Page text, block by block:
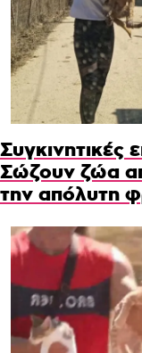
Συγκινητικές
Σώζουν ζώα
την απόλυτη